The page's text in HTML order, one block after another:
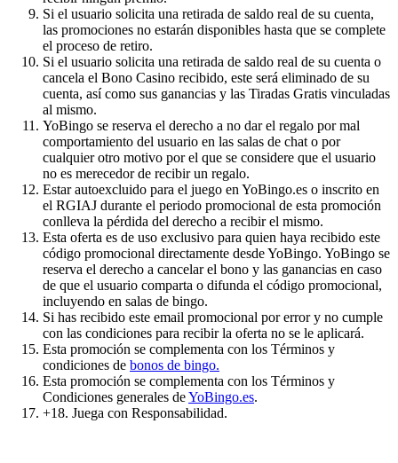
Si el usuario solicita una retirada de saldo real de su cuenta,
las promociones no estarán disponibles hasta que se complete
el proceso de retiro.
Si el usuario solicita una retirada de saldo real de su cuenta o
cancela el Bono Casino recibido, este será eliminado de su
cuenta, así como sus ganancias y las Tiradas Gratis vinculadas
al mismo.
YoBingo se reserva el derecho a no dar el regalo por mal
comportamiento del usuario en las salas de chat o por
cualquier otro motivo por el que se considere que el usuario
no es merecedor de recibir un regalo.
Estar autoexcluido para el juego en YoBingo.es o inscrito en
el RGIAJ durante el periodo promocional de esta promoción
conlleva la pérdida del derecho a recibir el mismo.
Esta oferta es de uso exclusivo para quien haya recibido este
código promocional directamente desde YoBingo. YoBingo se
reserva el derecho a cancelar el bono y las ganancias en caso
de que el usuario comparta o difunda el código promocional,
incluyendo en salas de bingo.
Si has recibido este email promocional por error y no cumple
con las condiciones para recibir la oferta no se le aplicará.
Esta promoción se complementa con los Términos y
condiciones de bonos de bingo.
Esta promoción se complementa con los Términos y
Condiciones generales deYoBingo.es.
+18. Juega con Responsabilidad.